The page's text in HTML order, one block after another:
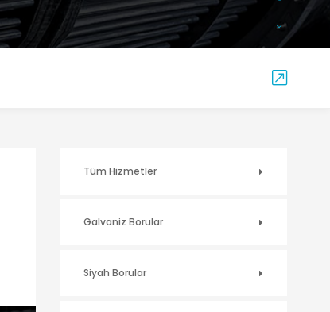
Tüm Hizmetler
Galvaniz Borular
Siyah Borular